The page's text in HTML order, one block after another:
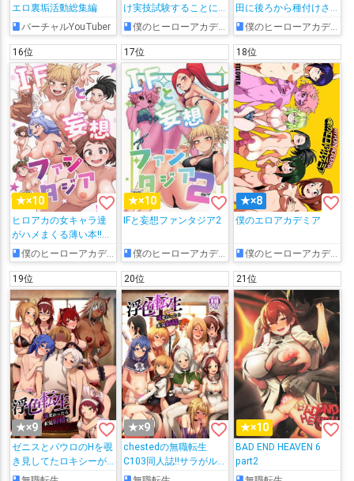
エロ裏垢活動総集編
バーチャルYouTuber
け実技試験することに
なって…♡
僕のヒーローアカデミア
田に後ろから種付けさ
れるお茶子さん(24)
僕のヒーローアカデミア
16位
★×10 favorite_border
ヒロアカの女キャラ達
がハメまくる薄い本!!ト
ガちゃんが仁にフェラ
をして顔射されたり、
お茶子がデクとイチャ
ラブHしたり…♡
僕のヒーローアカデミア
17位
★×10 favorite_border
IFと妄想ファンタジア2
僕のヒーローアカデミア
18位
★×8 favorite_border
僕のエロアカデミア
僕のヒーローアカデミア
19位
★×9 favorite_border
ゼニスとパウロのHを覗
き見してたロキシーが
ルーデウスにバックで
20位
★×9 favorite_border
chestedの無職転生
C103同人誌!!サラがル
ディにバックでパコら
21位
★×10 favorite_border
BAD END HEAVEN 6
part2